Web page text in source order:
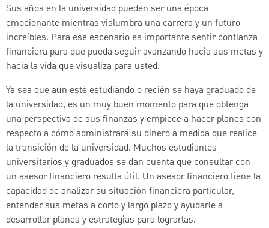
Sus años en la universidad pueden ser una época
emocionante mientras vislumbra una carrera y un futuro
increíbles. Para ese escenario es importante sentir confianza
financiera para que pueda seguir avanzando hacia sus metas y
hacia la vida que visualiza para usted.
Ya sea que aún esté estudiando o recién se haya graduado de
la universidad, es un muy buen momento para que obtenga
una perspectiva de sus finanzas y empiece a hacer planes con
respecto a cómo administrará su dinero a medida que realice
la transición de la universidad. Muchos estudiantes
universitarios y graduados se dan cuenta que consultar con
un asesor financiero resulta útil. Un asesor financiero tiene la
capacidad de analizar su situación financiera particular,
entender sus metas a corto y largo plazo y ayudarle a
desarrollar planes y estrategias para lograrlas.